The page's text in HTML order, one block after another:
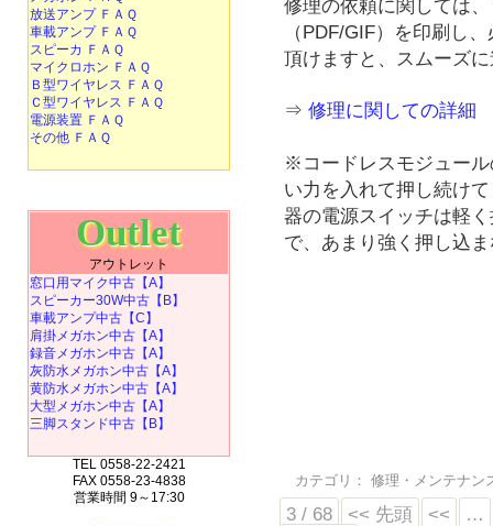
修理の依頼に関しては
（PDF/GIF）を印刷し
頂けますと、スムーズ
⇒修理に関しての詳細
※コードレスモジュー
い力を入れて押し続け
器の電源スイッチは軽
で、あまり強く押し込
カテゴリ： 修理・メンテナン
3 / 68 << 先頭 <<
…
放送アンプ ＦＡＱ
車載アンプ ＦＡＱ
スピーカ ＦＡＱ
マイクロホン ＦＡＱ
Ｂ型ワイヤレス ＦＡＱ
Ｃ型ワイヤレス ＦＡＱ
電源装置 ＦＡＱ
その他 ＦＡＱ
Outlet
アウトレット
窓口用マイク中古【A】
スピーカー30W中古【B】
車載アンプ中古【C】
肩掛メガホン中古【A】
録音メガホン中古【A】
灰防水メガホン中古【A】
黄防水メガホン中古【A】
大型メガホン中古【A】
三脚スタンド中古【B】
TEL 0558-22-2421
FAX 0558-23-4838
営業時間 9～17:30